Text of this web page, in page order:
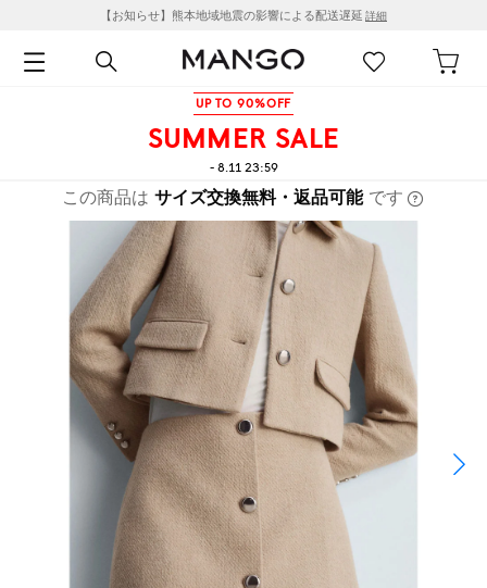
【お知らせ】熊本地域地震の影響による配送遅延 詳細
UP TO 90%OFF
SUMMER SALE
- 8.11 23:59
この商品は サイズ交換無料・返品可能 です